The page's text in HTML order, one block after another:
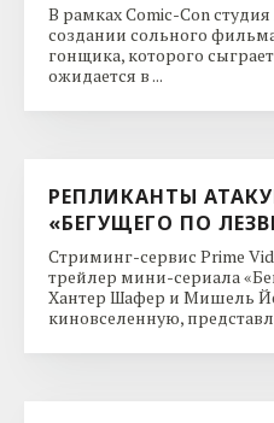
В рамках Comic-Con
создании сольного
гонщика, которого
ожидается в ...
РЕПЛИКАНТЫ
«БЕГУЩЕГО ПО
Стриминг-сервис Prime
трейлер мини-сериала
Хантер Шафер и Мишель
киновселенную,